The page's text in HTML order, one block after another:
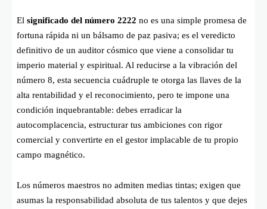
El significado del número 2222 no es una simple promesa de
fortuna rápida ni un bálsamo de paz pasiva; es el veredicto
definitivo de un auditor cósmico que viene a consolidar tu
imperio material y espiritual. Al reducirse a la vibración del
número 8, esta secuencia cuádruple te otorga las llaves de la
alta rentabilidad y el reconocimiento, pero te impone una
condición inquebrantable: debes erradicar la
autocomplacencia, estructurar tus ambiciones con rigor
comercial y convertirte en el gestor implacable de tu propio
campo magnético.
Los números maestros no admiten medias tintas; exigen que
asumas la responsabilidad absoluta de tus talentos y que dejes